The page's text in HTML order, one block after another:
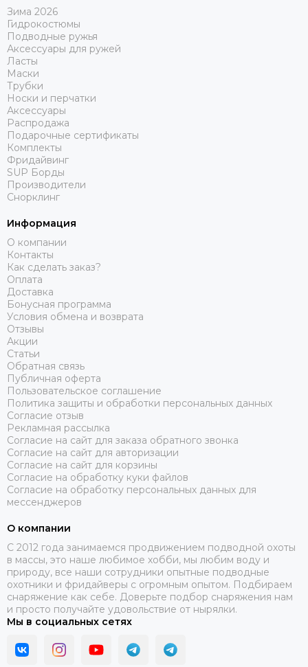
Зима 2026
Гидрокостюмы
Подводные ружья
Аксессуары для ружей
Ласты
Маски
Трубки
Носки и перчатки
Аксессуары
Распродажа
Подарочные сертификаты
Комплекты
Фридайвинг
SUP Борды
Производители
Снорклинг
Информация
О компании
Контакты
Как сделать заказ?
Оплата
Доставка
Бонусная программа
Условия обмена и возврата
Отзывы
Акции
Статьи
Обратная связь
Публичная оферта
Пользовательское соглашение
Политика защиты и обработки персональных данных
Согласие отзыв
Рекламная рассылка
Согласие на сайт для заказа обратного звонка
Согласие на сайт для авторизации
Согласие на сайт для корзины
Согласие на обработку куки файлов
Согласие на обработку персональных данных для
мессенджеров
О компании
C 2012 года занимаемся продвижением подводной охоты
в массы, это наше любимое хобби, мы любим воду и
природу, все наши сотрудники опытные подводные
охотники и фридайверы с огромным опытом. Подбираем
снаряжение как себе. Доверьте подбор снаряжения нам
и просто получайте удовольствие от нырялки.
Мы в социальных сетях